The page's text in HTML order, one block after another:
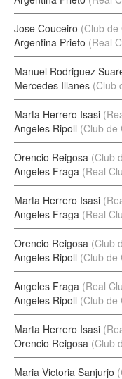
Jose Couceiro (Club de
Argentina Prieto (Real
Manuel Rodriguez
Mercedes Illanes (Club
Marta Herrero Isasi
Angeles Ripoll (Club de
Orencio Reigosa (Club
Angeles Fraga (Real
Marta Herrero Isasi
Angeles Fraga (Real
Orencio Reigosa (Club
Angeles Ripoll (Club de
Angeles Fraga (Real
Angeles Ripoll (Club de
Marta Herrero Isasi
Orencio Reigosa (Club
Maria Victoria Sanjurjo